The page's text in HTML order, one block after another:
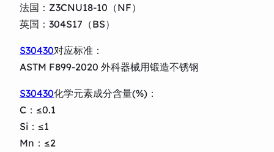
法国：Z3CNU18-10（NF）
英国：304S17（BS）
S30430对应标准：
ASTM F899-2020 外科器械用锻造不锈钢
S30430化学元素成分含量(%)：
C：≤0.1
Si：≤1
Mn：≤2